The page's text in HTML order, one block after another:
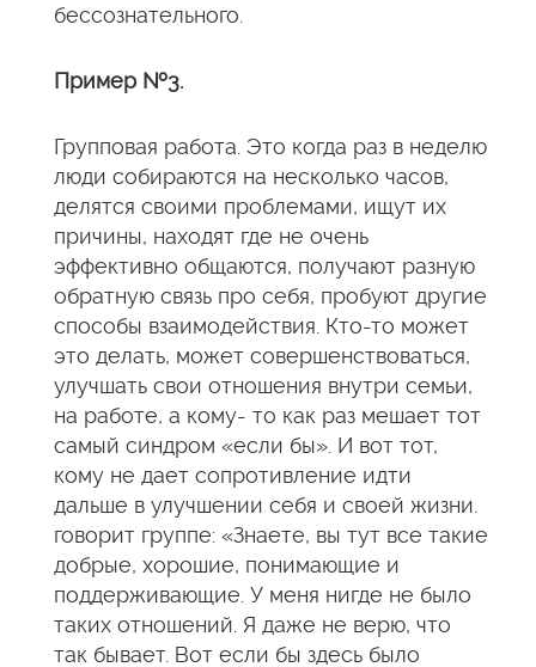
бессознательного.
Пример №3.
Групповая работа. Это когда раз в неделю
люди собираются на несколько часов,
делятся своими проблемами, ищут их
причины, находят где не очень
эффективно общаются, получают разную
обратную связь про себя, пробуют другие
способы взаимодействия. Кто-то может
это делать, может совершенствоваться,
улучшать свои отношения внутри семьи,
на работе, а кому- то как раз мешает тот
самый синдром «если бы». И вот тот,
кому не дает сопротивление идти
дальше в улучшении себя и своей жизни.
говорит группе: «Знаете, вы тут все такие
добрые, хорошие, понимающие и
поддерживающие. У меня нигде не было
таких отношений. Я даже не верю, что
так бывает. Вот если бы здесь было